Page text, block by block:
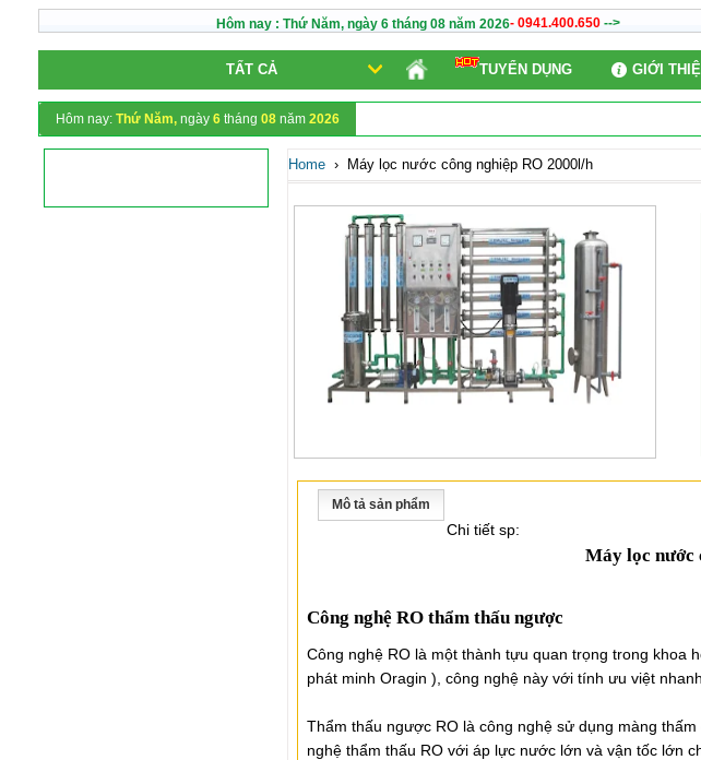
Hôm nay : Thứ Năm, ngày 6 tháng 08 năm 2026- 0941.400.650 -->
TẤT CẢ TUYỂN DỤNG GIỚI
Hôm nay: Thứ Năm, ngày 6tháng 08năm 2026
Home › Máy lọc nước công nghiệp RO 2000l/h
Mô tả sản phẩm
Chi tiết sp:
Máy lọc nước
Công nghệ RO thẩm thấu ngược
Công nghệ RO là một thành tựu quan trọng trong khoa
phát minh Oragin ), công nghệ này với tính ưu việt
Thẩm thấu ngược RO là công nghệ sử dụng màng
nghệ thẩm thấu RO với áp lực nước lớn và vận tốc lớn